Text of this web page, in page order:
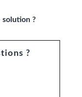
solution ?
?